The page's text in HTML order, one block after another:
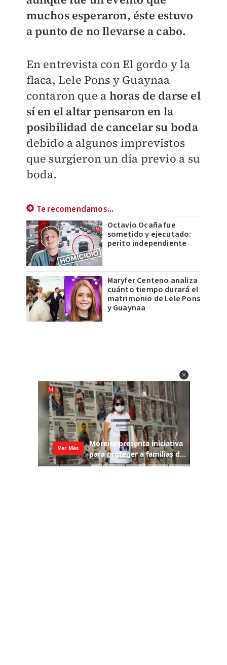
muchos esperaron, éste estuvo
a punto de no llevarse a cabo.
En entrevista con El gordo y la
flaca, Lele Pons y Guaynaa
contaron que a horas de darse el
sí en el altar pensaron en la
posibilidad de cancelar su boda
debido a algunos imprevistos
que surgieron un día previo a su
boda.
Te recomendamos...
Octavio Ocaña fue
sometido y ejecutado:
perito independiente
Maryfer Centeno analiza
cuánto tiempo durará el
matrimonio de Lele Pons
y Guaynaa